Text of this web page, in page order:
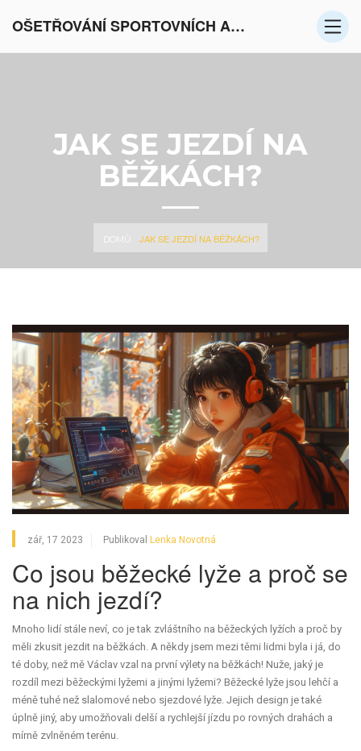
OŠETŘOVÁNÍ SPORTOVNÍCH AKTIVIT V EVROPĚ
JAK SE JEZDÍ NA
BĚŽKÁCH?
DOMŮ JAK SE JEZDÍ NA BĚŽKÁCH?
zář, 17 2023 Publikoval Lenka Novotná
Co jsou běžecké lyže a proč se
na nich jezdí?
Mnoho lidí stále neví, co je tak zvláštního na běžeckých lyžích a proč by
měli zkusit jezdit na běžkách. A někdy jsem mezi těmi lidmi byla i já, do
té doby, než mě Václav vzal na první výlety na běžkách! Nuže, jaký je
rozdíl mezi běžeckými lyžemi a jinými lyžemi? Běžecké lyže jsou lehčí a
méně tuhé než slalomové nebo sjezdové lyže. Jejich design je také
úplně jiný, aby umožňovali delší a rychlejší jízdu po rovných drahách a
mírně zvlněném terénu.